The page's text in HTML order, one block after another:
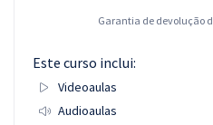
Garantia de devolução
Este curso inclui:
Videoaulas
Audioaulas